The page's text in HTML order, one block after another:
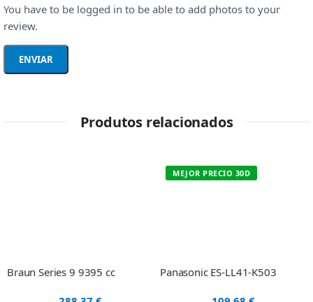
You have to be logged in to be able to add photos to your
review.
Produtos relacionados
Braun Series 9 9395 cc
MEJOR PRECIO 30D
Panasonic ES-LL41-K503